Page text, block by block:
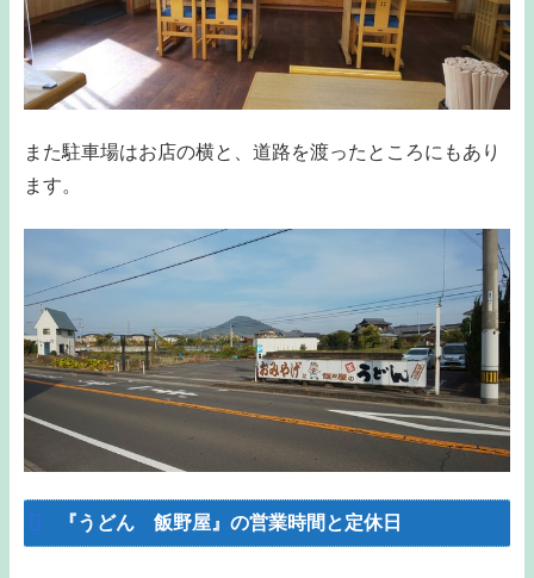
また駐車場はお店の横と、道路を渡ったところにもあり
ます。
『うどん 飯野屋』の営業時間と定休日